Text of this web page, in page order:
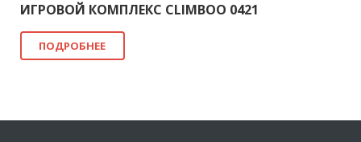
ИГРОВОЙ КОМПЛЕКС CLIMBOO 0421
ПОДРОБНЕЕ